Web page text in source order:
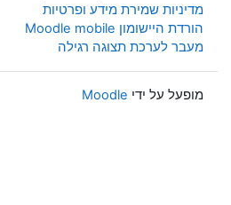
מדיניות שמירת מידע ופרטיות
הורדת היישומון Moodle mobile
מעבר לערכת תצוגה רגילה
מופעל על ידי Moodle